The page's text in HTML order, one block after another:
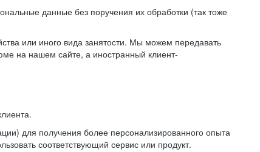
данные без поручения их обработки (так тоже
или иного вида занятости. Мы можем передавать
на нашем сайте, а иностранный клиент-
для получения более персонализированного опыта
соответствующий сервис или продукт.